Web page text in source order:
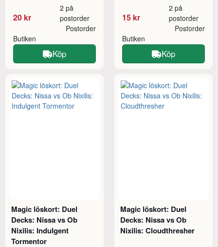
20 kr
2 på
postorder
Butiken
Postorder
Köp
15 kr
2 på
postorder
Butiken
Postorder
Köp
Magic löskort: Duel
Decks: Nissa vs Ob
Nixilis: Indulgent
Tormentor
Magic löskort: Duel
Decks: Nissa vs Ob
Nixilis: Cloudthresher